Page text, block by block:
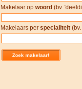
Makelaar op woord (bv.
Makelaars per specialiteit(bv.